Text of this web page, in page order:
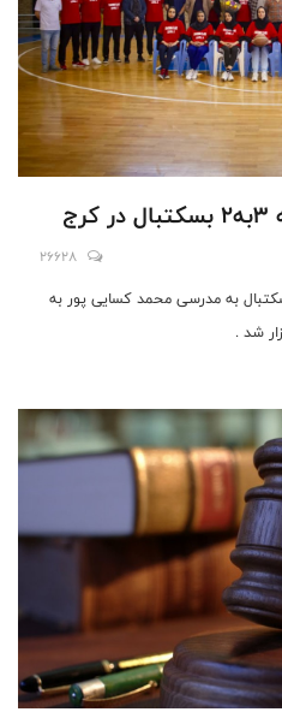
26628
به مدرسی محمد کسایی پور به
شد .